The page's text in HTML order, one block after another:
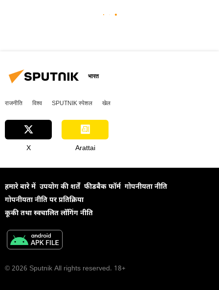
भारत
राजनीति विश्व SPUTNIK स्पेशल खेल
X Arattai
हमारे बारे में उपयोग की शर्तें फीडबैक फॉर्म गोपनीयता नीति
गोपनीयता नीति पर प्रतिक्रिया
कूकी तथा स्वचालित लॉगिंग नीति
© 2026 Sputnik All rights reserved. 18+